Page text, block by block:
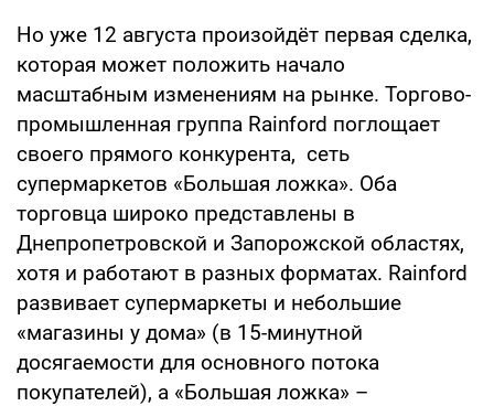
Но уже 12 августа произойдёт первая сделка,
которая может положить начало
масштабным изменениям на рынке. Торгово-
промышленная группа Rainford поглощает
своего прямого конкурента, сеть
супермаркетов «Большая ложка». Оба
торговца широко представлены в
Днепропетровской и Запорожской областях,
хотя и работают в разных форматах. Rainford
развивает супермаркеты и небольшие
«магазины у дома» (в 15-минутной
досягаемости для основного потока
покупателей), а «Большая ложка» –